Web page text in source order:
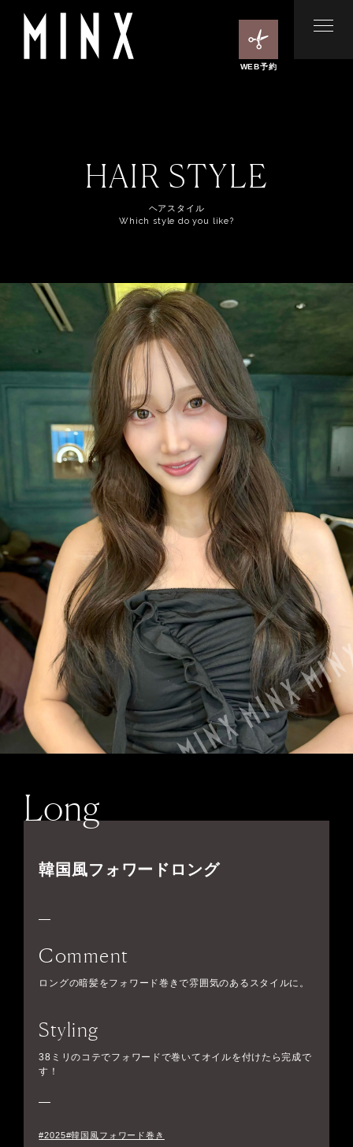
WEB予約
HAIR STYLE
ヘアスタイル
Which style do you like?
Long
韓国風フォワードロング
Comment
ロングの暗髪をフォワード巻きで雰囲気のあるスタイルに。
Styling
38ミリのコテでフォワードで巻いてオイルを付けたら完成で
す！
#2025#韓国風フォワード巻き